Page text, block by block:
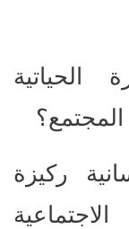
ركيزة